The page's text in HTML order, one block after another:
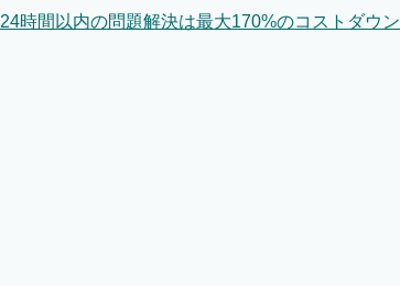
24時間以内の問題解決は最大170%のコストダウン